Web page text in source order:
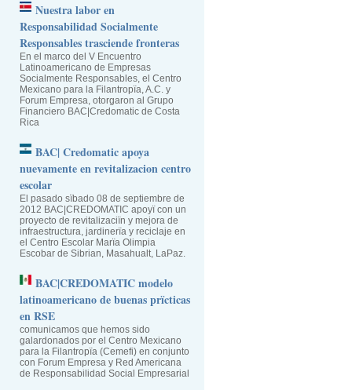
Nuestra labor en
Responsabilidad Socialmente
Responsables trasciende fronteras
En el marco del V Encuentro
Latinoamericano de Empresas
Socialmente Responsables, el Centro
Mexicano para la Filantropïa, A.C. y
Forum Empresa, otorgaron al Grupo
Financiero BAC|Credomatic de Costa
Rica
BAC| Credomatic apoya
nuevamente en revitalizacion centro
escolar
El pasado sïbado 08 de septiembre de
2012 BAC|CREDOMATIC apoyï con un
proyecto de revitalizaciïn y mejora de
infraestructura, jardinerïa y reciclaje en
el Centro Escolar Marïa Olimpia
Escobar de Sibrian, Masahualt, LaPaz.
BAC|CREDOMATIC modelo
latinoamericano de buenas prïcticas
en RSE
comunicamos que hemos sido
galardonados por el Centro Mexicano
para la Filantropïa (Cemefi) en conjunto
con Forum Empresa y Red Americana
de Responsabilidad Social Empresarial